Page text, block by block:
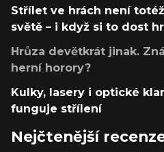
Střílet ve hrách není
světě – i když si to dost
Hrůza devětkrát jinak.
herní horory?
Kulky, lasery i optické
funguje střílení
Nejčtenější